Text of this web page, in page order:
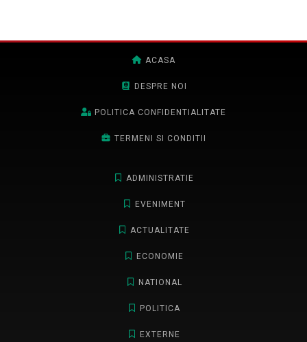
ACASA
DESPRE NOI
POLITICA CONFIDENTIALITATE
TERMENI SI CONDITII
ADMINISTRATIE
EVENIMENT
ACTUALITATE
ECONOMIE
NATIONAL
POLITICA
EXTERNE